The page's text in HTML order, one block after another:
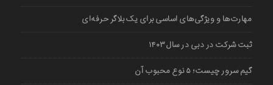
مهارت‌ها و ویژگی‌های اساسی برای یک بلاگر حرفه‌ای
ثبت شرکت در دبی در سال ۱۴۰۳
گیم سرور چیست؛ ۵ نوع محبوب آن